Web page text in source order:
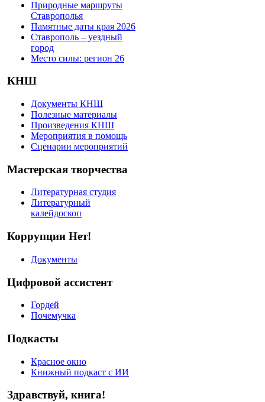
Природные маршруты
Ставрополья
Памятные даты края 2026
Ставрополь – уездный
город
Место силы: регион 26
КНШ
Документы КНШ
Полезные материалы
Произведения КНШ
Мероприятия в помощь
Сценарии мероприятий
Мастерская творчества
Литературная студия
Литературный
калейдоскоп
Коррупции Нет!
Документы
Цифровой ассистент
Гордей
Почемучка
Подкасты
Красное окно
Книжный подкаст с ИИ
Здравствуй, книга!